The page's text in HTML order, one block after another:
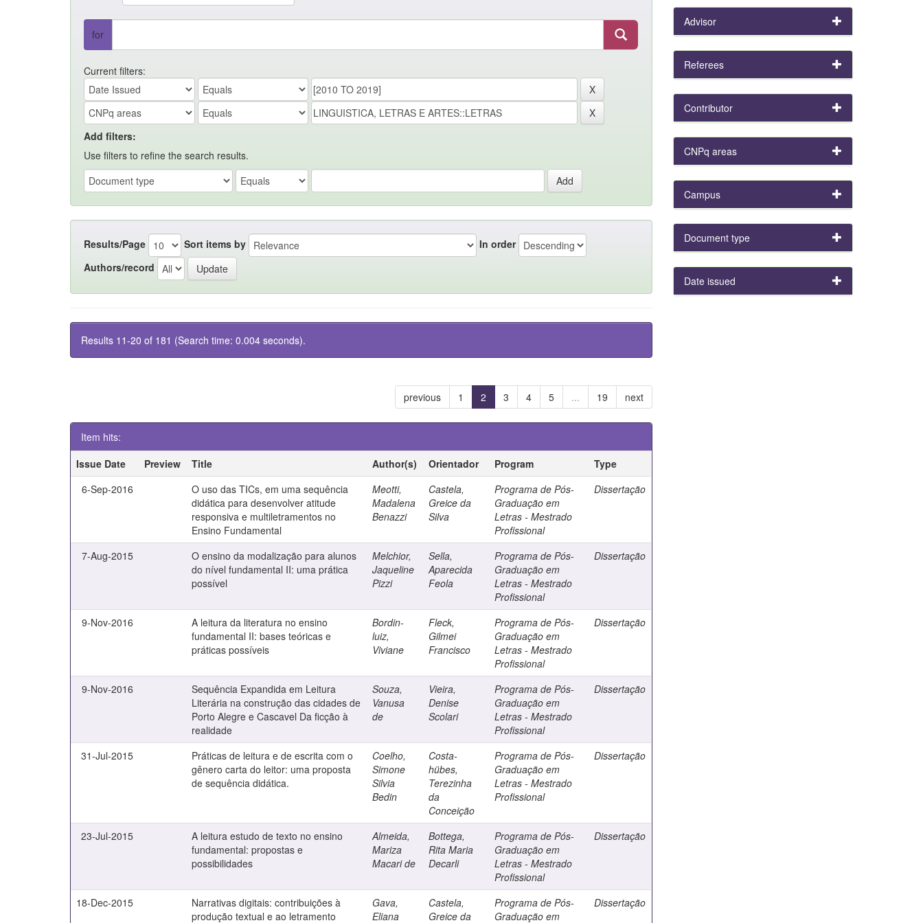
for
Current filters:
Add filters:
Use filters to refine the search results.
Results/Page Sort items by
In order
Authors/record
Results 11-20 of 181 (Search time: 0.004 seconds).
previous 1 2 3 4 5 ... 19 next
Item hits:
Issue Date
Preview Title Author(s) Orientador Program
Type
6-Sep-2016
O uso das TICs, em uma sequência
didática para desenvolver atitude
responsiva e multiletramentos no
Ensino Fundamental
Meotti,
Madalena
Benazzi
Castela,
Greice da
Silva
Programa de Pós-
Graduação em
Letras - Mestrado
Profissional
Dissertação
7-Aug-2015
O ensino da modalização para alunos
do nível fundamental II: uma prática
possível
Melchior,
Jaqueline
Pizzi
Sella,
Aparecida
Feola
Programa de Pós-
Graduação em
Letras - Mestrado
Profissional
Dissertação
9-Nov-2016
A leitura da literatura no ensino
fundamental II: bases teóricas e
práticas possíveis
Bordin-
luiz,
Viviane
Fleck,
Gilmei
Francisco
Programa de Pós-
Graduação em
Letras - Mestrado
Profissional
Dissertação
9-Nov-2016
Sequência Expandida em Leitura
Literária na construção das cidades de
Porto Alegre e Cascavel Da ficção à
realidade
Souza,
Vanusa
de
Vieira,
Denise
Scolari
Programa de Pós-
Graduação em
Letras - Mestrado
Profissional
Dissertação
31-Jul-2015
Práticas de leitura e de escrita com o
gênero carta do leitor: uma proposta
de sequência didática.
Coelho,
Simone
Silvia
Bedin
Costa-
hübes,
Terezinha
da
Conceição
Programa de Pós-
Graduação em
Letras - Mestrado
Profissional
Dissertação
23-Jul-2015
A leitura estudo de texto no ensino
fundamental: propostas e
possibilidades
Almeida,
Mariza
Macari de
Bottega,
Rita Maria
Decarli
Programa de Pós-
Graduação em
Letras - Mestrado
Profissional
Dissertação
18-Dec-2015
Narrativas digitais: contribuições à
produção textual e ao letramento
Gava,
Eliana
Castela,
Greice da
Programa de Pós-
Graduação em
Dissertação
Advisor
Referees
Contributor
CNPq areas
Campus
Document type
Date issued